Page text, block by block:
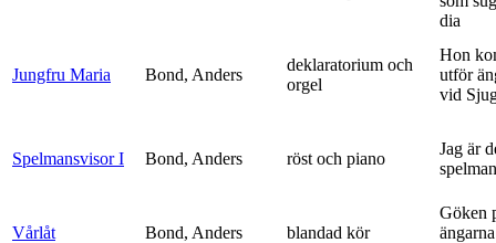
dia
Jungfru Maria Bond, Anders
deklaratorium och
orgel
Hon
utför
vid
Spelmansvisor I Bond, Anders röst och piano
Jag är
spelman
Vårlåt Bond, Anders blandad kör
Göken